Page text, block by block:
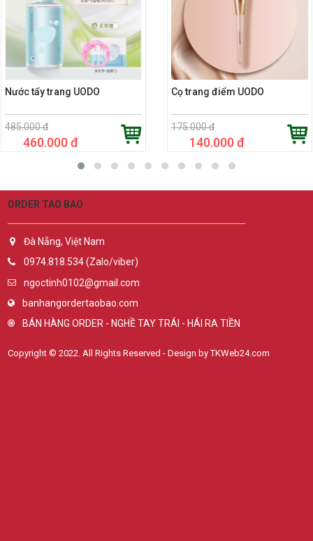
Nước tẩy trang UODO
485.000 đ
460.000 đ
Cọ trang điểm UODO
175.000 đ
140.000 đ
ORDER TAO BAO
Đà Nẵng, Việt Nam
0974.818.534 (Zalo/viber)
ngoctinh0102@gmail.com
banhangordertaobao.com
BÁN HÀNG ORDER - NGHỀ TAY TRÁI - HÁI RA TIỀN
Copyright © 2022. All Rights Reserved - Design by TKWeb24.com